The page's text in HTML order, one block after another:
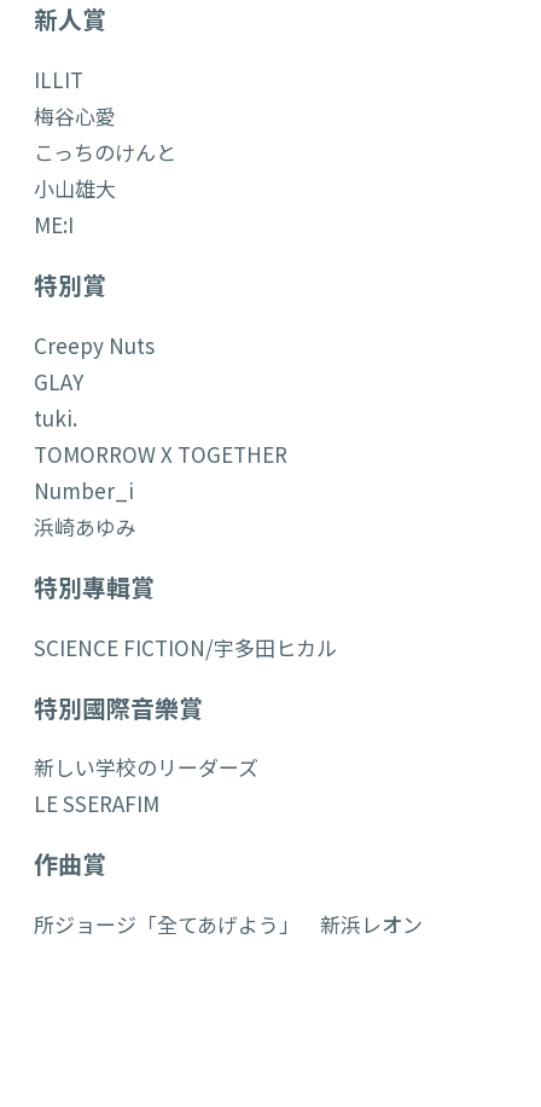
新人賞
ILLIT
梅谷心愛
こっちのけんと
小山雄大
ME:I
特別賞
Creepy Nuts
GLAY
tuki.
TOMORROW X TOGETHER
Number_i
浜崎あゆみ
特別專輯賞
SCIENCE FICTION/宇多田ヒカル
特別國際音樂賞
新しい学校のリーダーズ
LE SSERAFIM
作曲賞
所ジョージ「全てあげよう」 新浜レオン